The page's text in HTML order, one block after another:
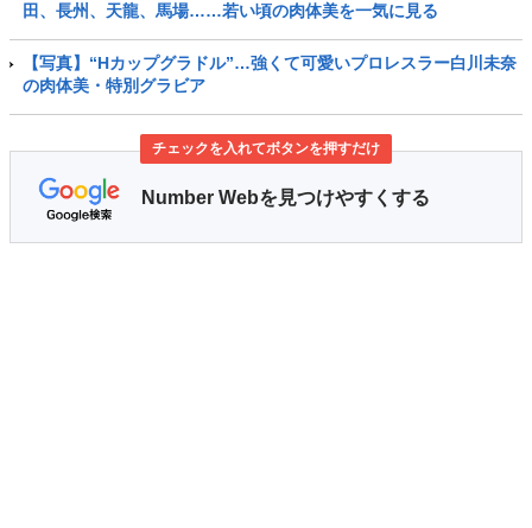
田、長州、天龍、馬場……若い頃の肉体美を一気に見る
【写真】“Hカップグラドル”…強くて可愛いプロレスラー白川未奈
の肉体美・特別グラビア
チェックを入れてボタンを押すだけ
Number Webを見つけやすくする